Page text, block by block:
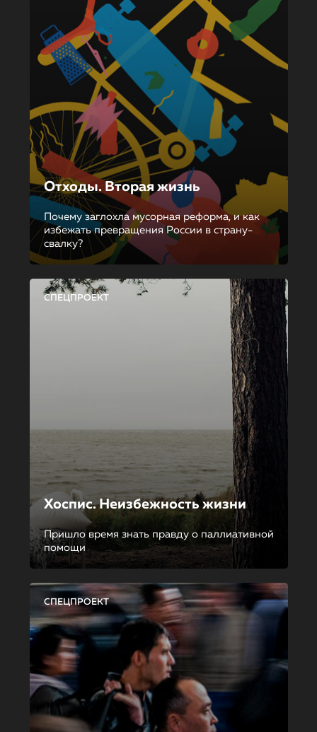
Отходы. Вторая жизнь
Почему заглохла мусорная реформа, и как
избежать превращения России в страну-
свалку?
СПЕЦПРОЕКТ
Хоспис. Неизбежность жизни
Пришло время знать правду о паллиативной
помощи
СПЕЦПРОЕКТ